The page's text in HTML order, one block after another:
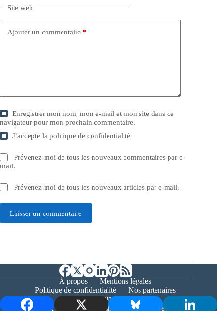
Site web
Ajouter un commentaire *
Enregistrer mon nom, mon e-mail et mon site dans ce
navigateur pour mon prochain commentaire.
J’accepte lapolitique de confidentialité
Prévenez-moi de tous les nouveaux commentaires par e-
mail.
Prévenez-moi de tous les nouveaux articles par e-mail.
Laisser un commentaire
À propos
Mentions légales
Politique de confidentialité
Nos partenaires
Contact
Copyright © 2026 - Bernieshoot.fr Journal Web